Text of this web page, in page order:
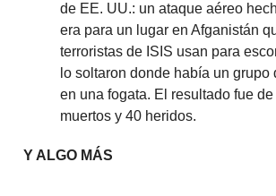
de EE. UU.: un ataque aéreo
era para un lugar en Afganistán
terroristas de ISIS usan para
lo soltaron donde había un grupo
en una fogata. El resultado fue
muertos y 40 heridos.
Y ALGO MÁS